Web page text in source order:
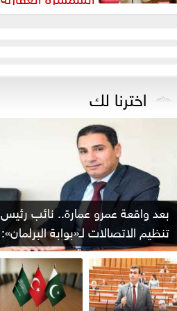
لضبط السوق وحماية
اخترنا لك
بعد واقعة عمرو عمارة.. نائب رئيس
تنظيم الاتصالات لـ«بوابة البرلمان»:
من يوقع...